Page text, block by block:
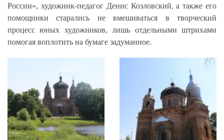
России», художник-педагог Денис Козловский, а также его
помощники старались не вмешиваться в творческий
процесс юных художников, лишь отдельными штрихами
помогая воплотить на бумаге задуманное.